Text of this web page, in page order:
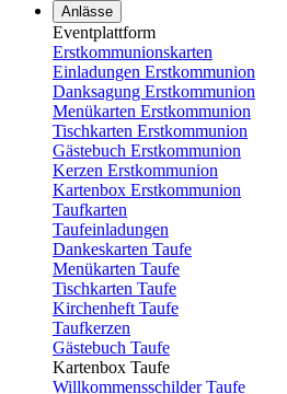
Anlässe
Eventplattform
Erstkommunionskarten
Einladungen Erstkommunion
Danksagung Erstkommunion
Menükarten Erstkommunion
Tischkarten Erstkommunion
Gästebuch Erstkommunion
Kerzen Erstkommunion
Kartenbox Erstkommunion
Taufkarten
Taufeinladungen
Dankeskarten Taufe
Menükarten Taufe
Tischkarten Taufe
Kirchenheft Taufe
Taufkerzen
Gästebuch Taufe
Kartenbox Taufe
Willkommensschilder Taufe